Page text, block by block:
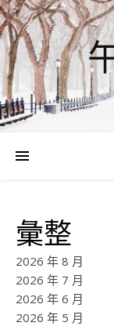
彙整
2026 年 8 月
2026 年 7 月
2026 年 6 月
2026 年 5 月